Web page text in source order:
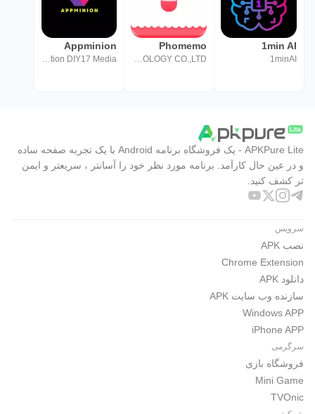
1min AI
1minAI
Phomemo
ZHUHAI QUIN TECHNOLOGY CO.,LTD.
Appminion
Education DIY17 Media
APKPure Lite - یک فروشگاه برنامه Android با یک تجربه صفحه ساده
و در عین حال کارآمد. برنامه مورد نظر خود را آسانتر ، سریعتر و ایمن
تر کشف کنید.
سرویس
نصب APK
Chrome Extension
دانلود APK
سازنده وب سایت APK
Windows APP
iPhone APP
سرگرمی
فروشگاه بازی
Mini Game
TVOnic